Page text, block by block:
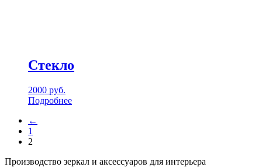
Стекло
2000 руб.
Подробнее
←
1
2
Производство зеркал и аксессуаров для интерьера